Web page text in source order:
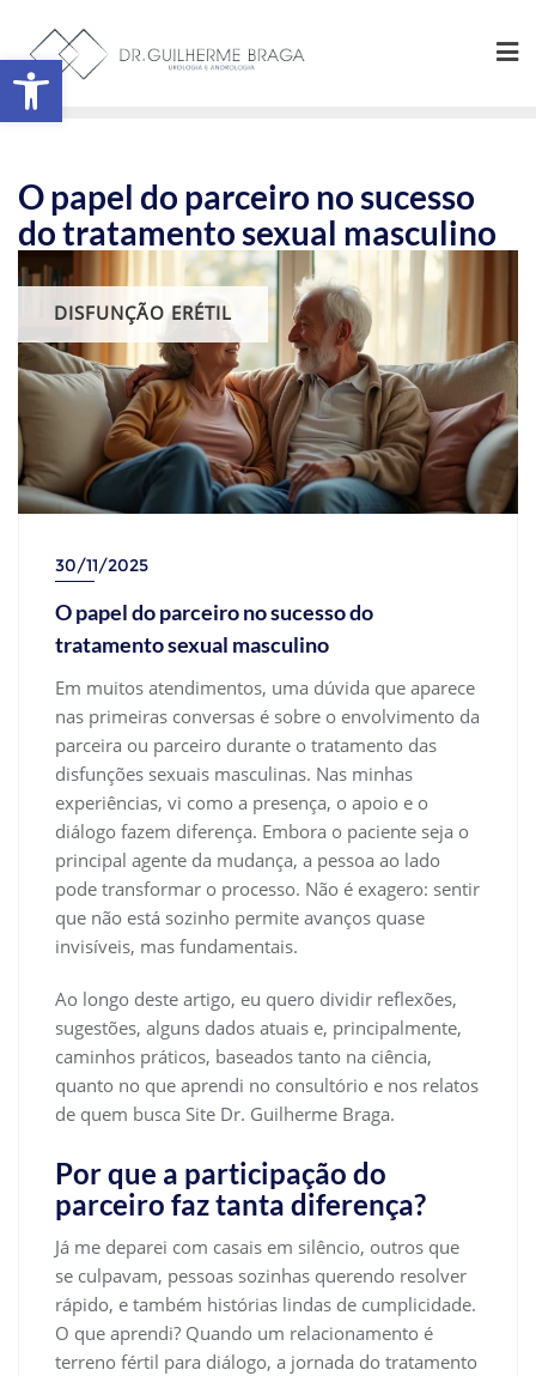
Abrir a barra de ferramentas
O papel do parceiro no sucesso
do tratamento sexual masculino
DISFUNÇÃO ERÉTIL
30/11/2025
O papel do parceiro no sucesso do
tratamento sexual masculino
Em muitos atendimentos, uma dúvida que aparece
nas primeiras conversas é sobre o envolvimento da
parceira ou parceiro durante o tratamento das
disfunções sexuais masculinas. Nas minhas
experiências, vi como a presença, o apoio e o
diálogo fazem diferença. Embora o paciente seja o
principal agente da mudança, a pessoa ao lado
pode transformar o processo. Não é exagero: sentir
que não está sozinho permite avanços quase
invisíveis, mas fundamentais.
Ao longo deste artigo, eu quero dividir reflexões,
sugestões, alguns dados atuais e, principalmente,
caminhos práticos, baseados tanto na ciência,
quanto no que aprendi no consultório e nos relatos
de quem busca Site Dr. Guilherme Braga.
Por que a participação do
parceiro faz tanta diferença?
Já me deparei com casais em silêncio, outros que
se culpavam, pessoas sozinhas querendo resolver
rápido, e também histórias lindas de cumplicidade.
O que aprendi? Quando um relacionamento é
terreno fértil para diálogo, a jornada do tratamento